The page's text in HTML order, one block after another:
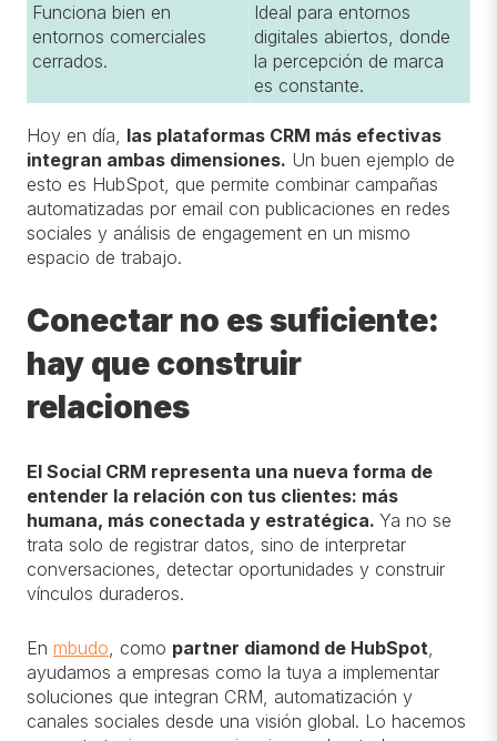
Funciona bien en
entornos comerciales
cerrados.
Ideal para entornos
digitales abiertos, donde
la percepción de marca
es constante.
Hoy en día, las plataformas CRM más efectivas
integran ambas dimensiones. Un buen ejemplo de
esto es HubSpot, que permite combinar campañas
automatizadas por email con publicaciones en redes
sociales y análisis de engagement en un mismo
espacio de trabajo.
Conectar no es suficiente:
hay que construir
relaciones
El Social CRM representa una nueva forma de
entender la relación con tus clientes: más
humana, más conectada y estratégica. Ya no se
trata solo de registrar datos, sino de interpretar
conversaciones, detectar oportunidades y construir
vínculos duraderos.
En mbudo, como partner diamond de HubSpot,
ayudamos a empresas como la tuya a implementar
soluciones que integran CRM, automatización y
canales sociales desde una visión global. Lo hacemos